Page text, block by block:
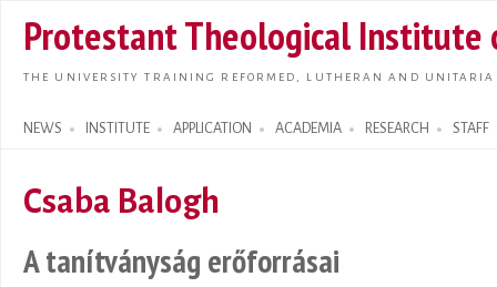
main
Protestant Theological Institute
THE UNIVERSITY TRAINING REFORMED, LUTHERAN AND
NEWS INSTITUTE APPLICATION ACADEMIA RESEARCH STAFF
Search form
Csaba Balogh
A tanítványság erőforrásai